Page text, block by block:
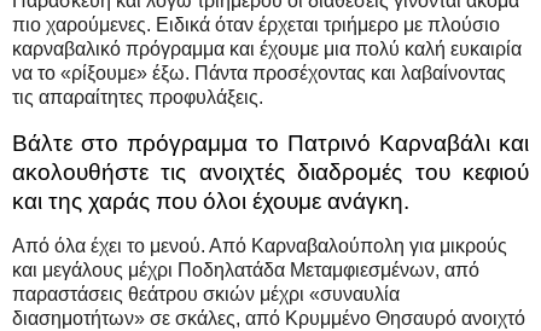
πιο χαρούμενες. Ειδικά όταν έρχεται τριήμερο με πλούσιο
καρναβαλικό πρόγραμμα και έχουμε μια πολύ καλή ευκαιρία
να το «ρίξουμε» έξω. Πάντα προσέχοντας και λαβαίνοντας
τις απαραίτητες προφυλάξεις.
Βάλτε στο πρόγραμμα το Πατρινό Καρναβάλι και
ακολουθήστε τις ανοιχτές διαδρομές του κεφιού
και της χαράς που όλοι έχουμε ανάγκη.
Από όλα έχει το μενού. Από Καρναβαλούπολη για μικρούς
και μεγάλους μέχρι Ποδηλατάδα Μεταμφιεσμένων, από
παραστάσεις θεάτρου σκιών μέχρι «συναυλία
διασημοτήτων» σε σκάλες, από Κρυμμένο Θησαυρό ανοιχτό